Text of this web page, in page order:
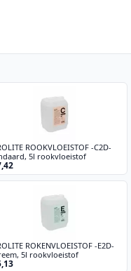
ROOKVLOEISTOF -C2D-
5l rookvloeistof
ROKENVLOEISTOF -E2D-
5l rookvloeistof